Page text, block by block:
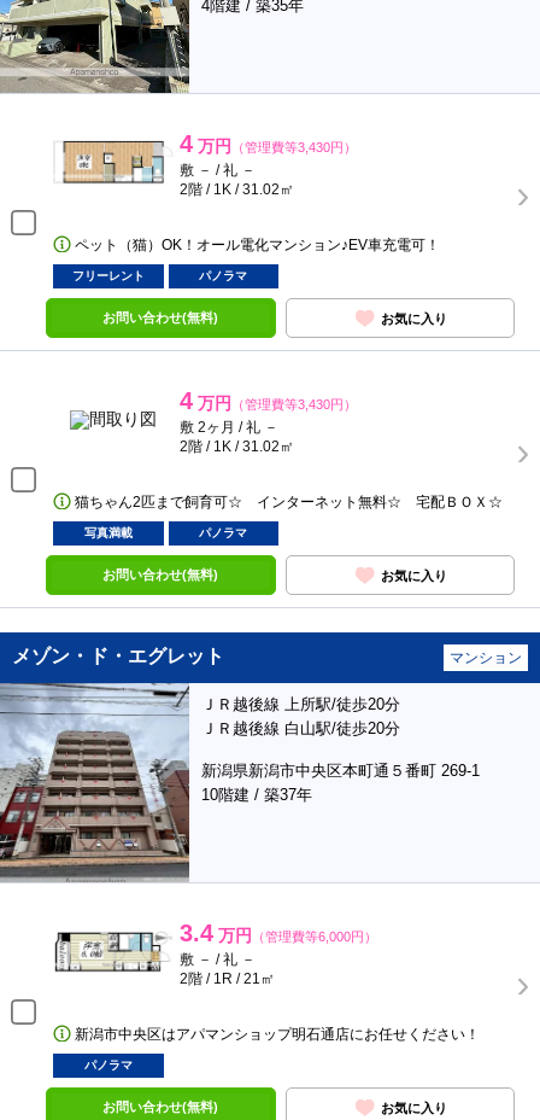
4階建 / 築35年
4 万円 （管理費等3,430円）
敷 － / 礼 －
2階 / 1K / 31.02㎡
ペット（猫）OK！オール電化マンション♪EV車充電可！
フリーレント パノラマ
お問い合わせ(無料) お気に入り
4 万円 （管理費等3,430円）
敷 2ヶ月 / 礼 －
2階 / 1K / 31.02㎡
猫ちゃん2匹まで飼育可☆ インターネット無料☆ 宅配ＢＯＸ☆
写真満載 パノラマ
お問い合わせ(無料) お気に入り
メゾン・ド・エグレット マンション
ＪＲ越後線 上所駅/徒歩20分
ＪＲ越後線 白山駅/徒歩20分
新潟県新潟市中央区本町通５番町 269-1
10階建 / 築37年
3.4 万円 （管理費等6,000円）
敷 － / 礼 －
2階 / 1R / 21㎡
新潟市中央区はアパマンショップ明石通店にお任せください！
パノラマ
お問い合わせ(無料) お気に入り